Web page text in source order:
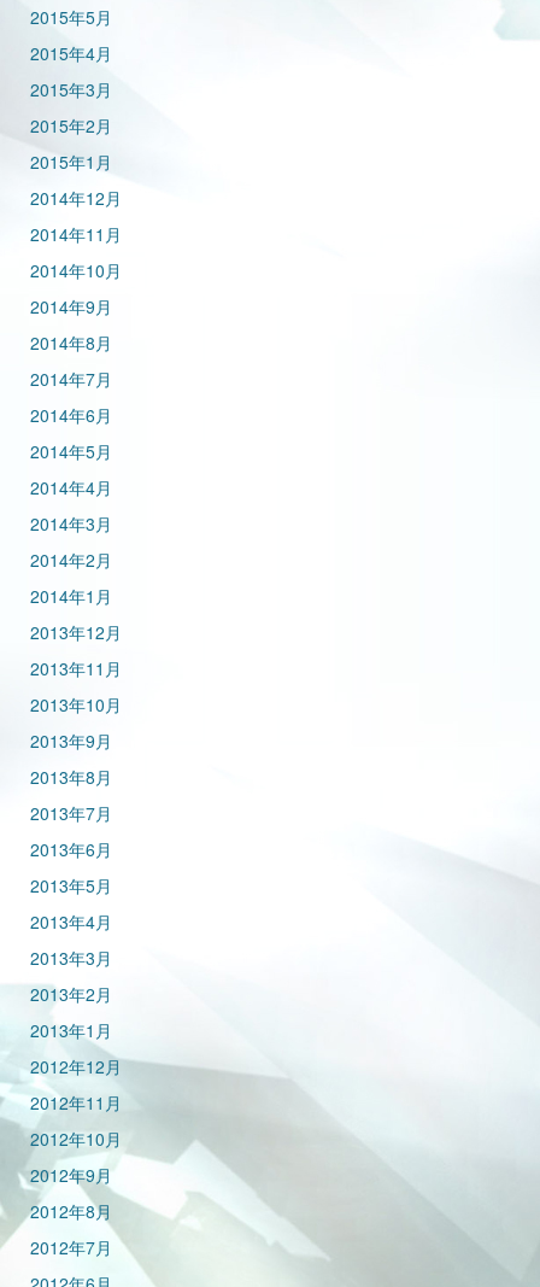
2015年5月
2015年4月
2015年3月
2015年2月
2015年1月
2014年12月
2014年11月
2014年10月
2014年9月
2014年8月
2014年7月
2014年6月
2014年5月
2014年4月
2014年3月
2014年2月
2014年1月
2013年12月
2013年11月
2013年10月
2013年9月
2013年8月
2013年7月
2013年6月
2013年5月
2013年4月
2013年3月
2013年2月
2013年1月
2012年12月
2012年11月
2012年10月
2012年9月
2012年8月
2012年7月